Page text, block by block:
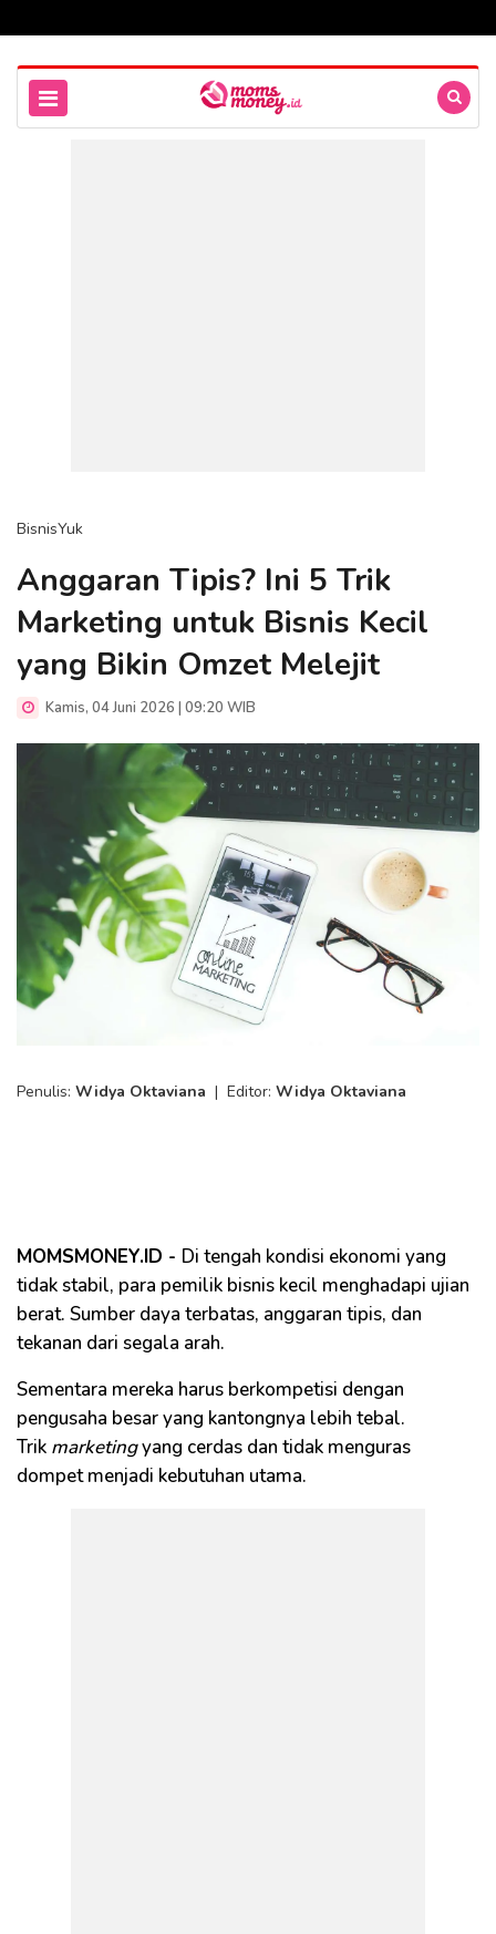
BisnisYuk
Anggaran Tipis? Ini 5 Trik
Marketing untuk Bisnis Kecil
yang Bikin Omzet Melejit
Kamis, 04 Juni 2026 | 09:20 WIB
Penulis: Widya Oktaviana | Editor: Widya Oktaviana
MOMSMONEY.ID - Di tengah kondisi ekonomi yang
tidak stabil, para pemilik bisnis kecil menghadapi ujian
berat. Sumber daya terbatas, anggaran tipis, dan
tekanan dari segala arah.
Sementara mereka harus berkompetisi dengan
pengusaha besar yang kantongnya lebih tebal.
Trik marketingyang cerdas dan tidak menguras
dompet menjadi kebutuhan utama.